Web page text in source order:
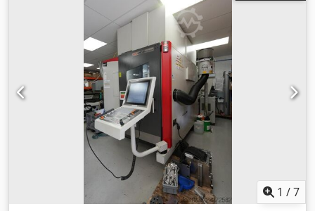
Recorrido transversal (eje Y) / Recorrido Y transversal 400
mm Recorrido vertical (eje Z) / Recorrido Z vertical 400 mm
Cono del husillo / Cono del husillo SK 40 Rango de
velocidad / Rango de velocidad del husillo 60-5000 RPM
Avance / Avance 0-2000 mm/min. Avance rápido
longitudinal y transversal / Avance rápido X/Y 5 m/min.
Avance rápido vertical / Avance rápido Z 4 m/min. Potencia
total de la transmisión / Potencia de transmisión 7 kW Peso
aproximado / Peso aproximado 2000 kg Los datos técnicos,
los accesorios y la descripción de la máquina no son
1 /7